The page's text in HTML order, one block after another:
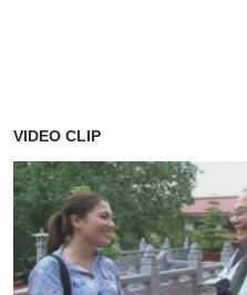
VIDEO CLIP